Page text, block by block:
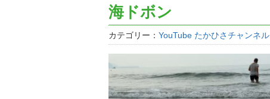
海ドボン
カテゴリー： YouTube たかひさチャンネル